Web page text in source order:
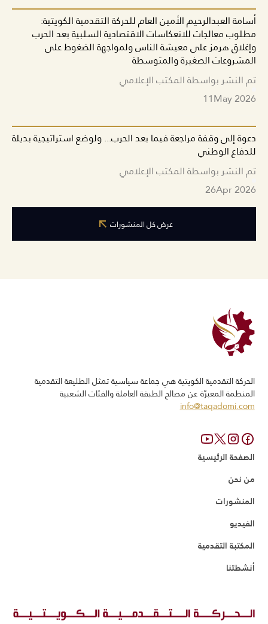
أسامة العبدالرحيم الأمين العام للحركة التقدمية الكويتية:
مطلوب معالجات للانعكاسات الاقتصادية السلبية بعد الحرب
وإغلاق هرمز على معيشة الناس ولمواجهة الضغوط على
المشروعات الصغيرة والمتوسطة
تم النشر بواسطة المكتب الإعلامي
May 2026
11
دعوة إلى وقفة مراجعة فيما بعد الحرب... ولوضع استراتيجية بديلة
للدفاع الوطني
تم النشر بواسطة المكتب الإعلامي
Apr 2026
26
عرض كل المنشورات
الحركة التقدمیة الكویتیة ھي جماعة سياسية تمثل الطلیعة التقدمیة
المنظمة المعبرّة عن مصالح الطبقة العاملة والفئات الشعبیة
info@taqadomi.com
الصفحة الرئيسية
من نحن
المنشورات
الفيديو
المكتبة التقدمية
أنشطتنا